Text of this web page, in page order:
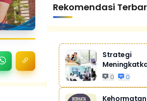
Rekomendasi
Strategi
Penjualan
0 0